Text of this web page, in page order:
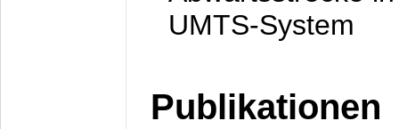
UMTS-System
Publikationen